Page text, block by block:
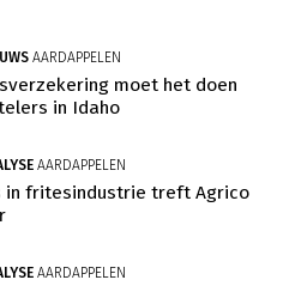
AARDAPPELEN
moet het doen
in Idaho
AARDAPPELEN
in fritesindustrie treft Agrico
AARDAPPELEN